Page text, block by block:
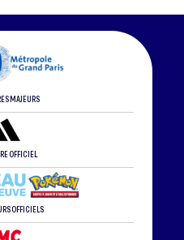
MAJEURS
OFFICIEL
OFFICIELS